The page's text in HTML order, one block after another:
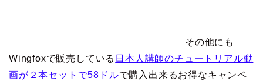
その他にも
Wingfoxで販売している 日本人講師のチュートリアル動
画が２本セットで58ドルで購入出来るお得なキャンペ